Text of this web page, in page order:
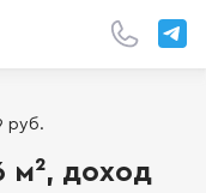
руб.
м², доход